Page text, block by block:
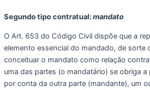
Segundo tipo contratual: mandato
O Art. 653 do Código Civil dispõe que a
elemento essencial do mandado, de sorte
conceituar o mandato como relação
uma das partes (o mandatário) se obriga a
por conta da outra parte (mandante), um